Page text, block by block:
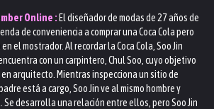
Online : El diseñador de modas de 27 años de
de conveniencia a comprar una Coca Cola pero
el mostrador. Al recordar la Coca Cola, Soo Jin
con un carpintero, Chul Soo, cuyo objetivo
arquitecto. Mientras inspecciona un sitio de
está a cargo, Soo Jin ve al mismo hombre y
Se desarrolla una relación entre ellos, pero Soo Jin